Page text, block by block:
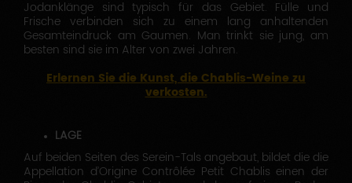
Jodanklänge sind typisch für das Gebiet. Fülle und
Frische verbinden sich zu einem lang anhaltenden
Gesamteindruck am Gaumen. Man trinkt sie jung, am
besten sind sie im Alter von zwei Jahren.
Erlernen Sie die Kunst, die Chablis-Weine zu
verkosten.
LAGE
Auf beiden Seiten des Serein-Tals angebaut, bildet die die
Appellation d’Origine Contrôlée Petit Chablis einen der